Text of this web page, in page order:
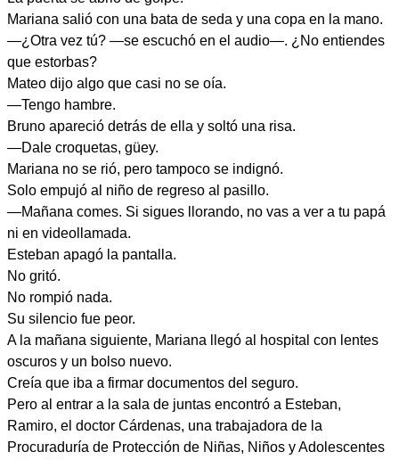
Mariana salió con una bata de seda y una copa en la mano.
—¿Otra vez tú? —se escuchó en el audio—. ¿No entiendes
que estorbas?
Mateo dijo algo que casi no se oía.
—Tengo hambre.
Bruno apareció detrás de ella y soltó una risa.
—Dale croquetas, güey.
Mariana no se rió, pero tampoco se indignó.
Solo empujó al niño de regreso al pasillo.
—Mañana comes. Si sigues llorando, no vas a ver a tu papá
ni en videollamada.
Esteban apagó la pantalla.
No gritó.
No rompió nada.
Su silencio fue peor.
A la mañana siguiente, Mariana llegó al hospital con lentes
oscuros y un bolso nuevo.
Creía que iba a firmar documentos del seguro.
Pero al entrar a la sala de juntas encontró a Esteban,
Ramiro, el doctor Cárdenas, una trabajadora de la
Procuraduría de Protección de Niñas, Niños y Adolescentes